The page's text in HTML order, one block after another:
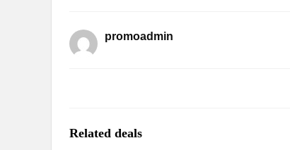
promoadmin
Related deals